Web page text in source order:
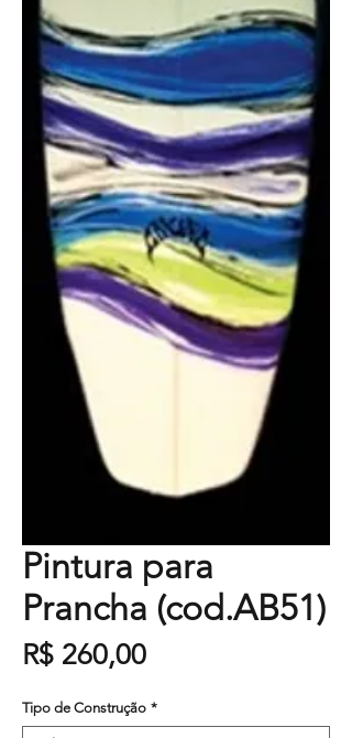
Pintura para
Prancha (cod.AB51)
R$ 260,00Preço
Tipo de Construção *